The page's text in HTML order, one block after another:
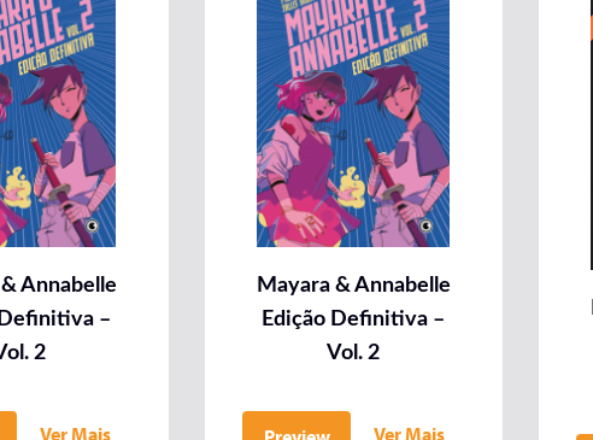
Annabelle
–
2
Ver Mais
Mayara & Annabelle
Edição Definitiva –
Vol. 2
Ver Mais